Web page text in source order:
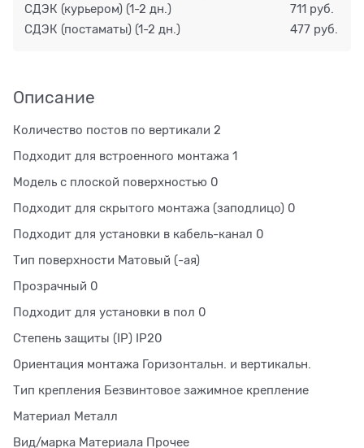
СДЭК (курьером) (1-2 дн.)
711 руб.
СДЭК (постаматы) (1-2 дн.) 477 руб.
Описание
Количество постов по вертикали 2
Подходит для встроенного монтажа 1
Модель с плоской поверхностью 0
Подходит для скрытого монтажа (заподлицо) 0
Подходит для установки в кабель-канал 0
Тип поверхности Матовый (-ая)
Прозрачный 0
Подходит для установки в пол 0
Степень защиты (IP) IP20
Ориентация монтажа Горизонтальн. и вертикальн.
Тип крепления Безвинтовое зажимное крепление
Материал Металл
Вид/марка Материала Прочее